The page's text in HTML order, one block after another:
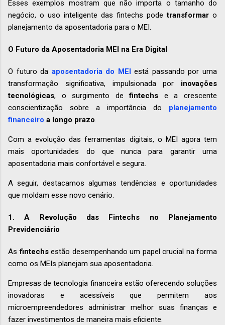
Esses exemplos mostram que não importa o tamanho do
negócio, o uso inteligente das fintechs podetransformar o
planejamento da aposentadoria para o MEI.
O Futuro da Aposentadoria MEI na Era Digital
O futuro da aposentadoria do MEIestá passando por uma
transformação significativa, impulsionada por inovações
tecnológicas, o surgimento defintechs e a crescente
conscientização sobre a importância do planejamento
financeiro a longo prazo.
Com a evolução das ferramentas digitais, o MEI agora tem
mais oportunidades do que nunca para garantir uma
aposentadoria mais confortável e segura.
A seguir, destacamos algumas tendências e oportunidades
que moldam esse novo cenário.
1. A Revolução das Fintechs no Planejamento
Previdenciário
Asfintechsestão desempenhando um papel crucial na forma
como os MEIs planejam sua aposentadoria.
Empresas de tecnologia financeira estão oferecendo soluções
inovadoras e acessíveis que permitem aos
microempreendedores administrar melhor suas finanças e
fazer investimentos de maneira mais eficiente.